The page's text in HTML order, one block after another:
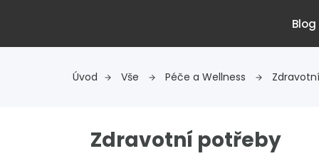
Blog
Úvod Vše Péče a Wellness
Zdravotní potřeby